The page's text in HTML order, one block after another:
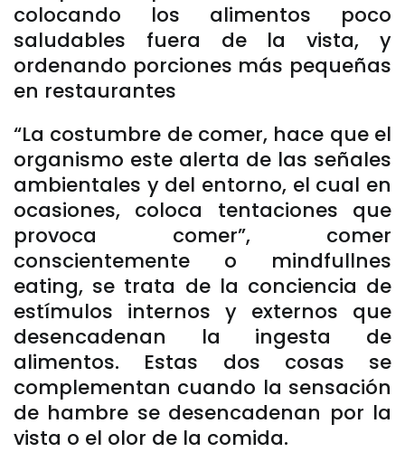
colocando los alimentos poco
saludables fuera de la vista, y
ordenando porciones más pequeñas
en restaurantes
“La costumbre de comer, hace que el
organismo este alerta de las señales
ambientales y del entorno, el cual en
ocasiones, coloca tentaciones que
provoca comer”, comer
conscientemente o mindfullnes
eating, se trata de la conciencia de
estímulos internos y externos que
desencadenan la ingesta de
alimentos. Estas dos cosas se
complementan cuando la sensación
de hambre se desencadenan por la
vista o el olor de la comida.